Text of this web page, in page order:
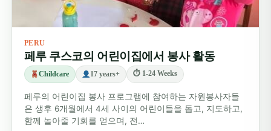
PERU
페루 쿠스코의 어린이집에서 봉사 활동
Childcare 17 years+ ⏱ 1-24 Weeks
페루의 어린이집 봉사 프로그램에 참여하는 자원봉사자들
은 생후 6개월에서 4세 사이의 어린이들을 돕고, 지도하고,
함께 놀아줄 기회를 얻으며, 전…